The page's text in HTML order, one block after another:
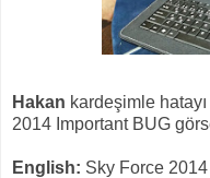
Hakan kardeşimle
2014 Important BUG
English: Sky Force